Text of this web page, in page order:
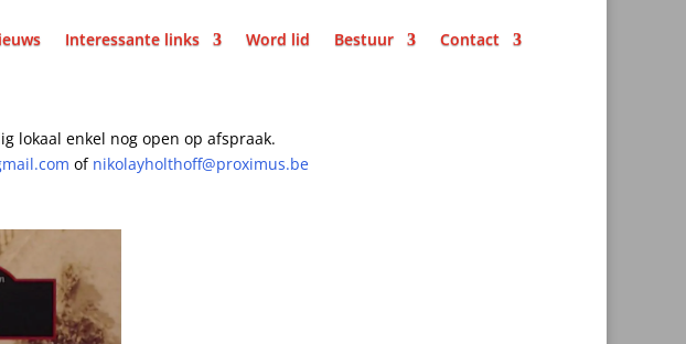
Interessante links Word lid Bestuur Contact
lokaal enkel nog open op afspraak.
of nikolayholthoff@proximus.be